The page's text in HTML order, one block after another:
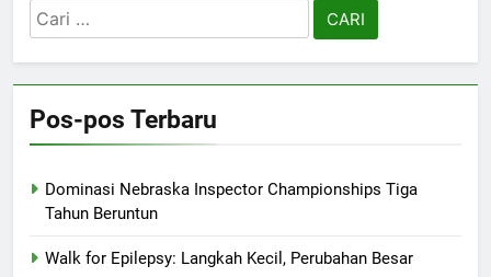
Cari
untuk:
Pos-pos Terbaru
Dominasi Nebraska Inspector Championships Tiga
Tahun Beruntun
Walk for Epilepsy: Langkah Kecil, Perubahan Besar